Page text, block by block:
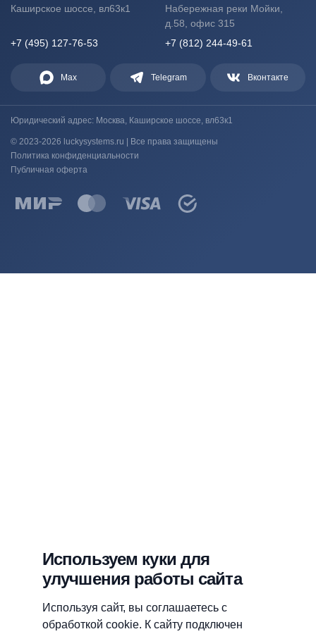
Каширское шоссе, вл63к1
+7 (495) 127-76-53
Набережная реки Мойки,
д.58, офис 315
+7 (812) 244-49-61
Max Telegram Вконтакте
Юридический адрес: Москва, Каширское шоссе, вл63к1
© 2023-2026 luckysystems.ru | Все права защищены
Политика конфиденциальности
Публичная оферта
Используем куки для
улучшения работы сайта
Используя сайт, вы соглашаетесь с
обработкой cookie. К сайту подключен